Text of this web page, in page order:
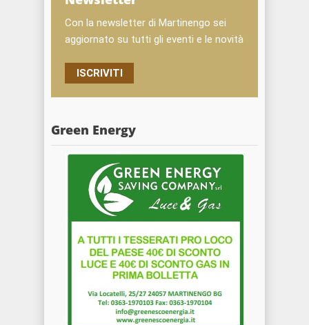
Con la newsletter di Martinengo sei
aggiornato su tutti gli eventi e le novità
ISCRIVITI
Green Energy